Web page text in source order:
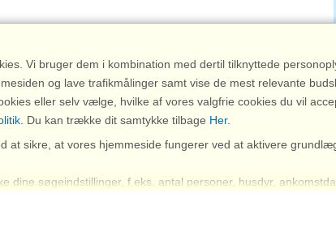
Vi bruger dem i kombination med dertil tilknyttede
og lave trafikmålinger samt vise de mest relevante
eller selv vælge, hvilke af vores valgfrie cookies du vil
. Du kan trække dit samtykke tilbage Her.
at sikre, at vores hjemmeside fungerer ved at aktivere
dine søgeindstillinger, f.eks. antal personer, husdyr,